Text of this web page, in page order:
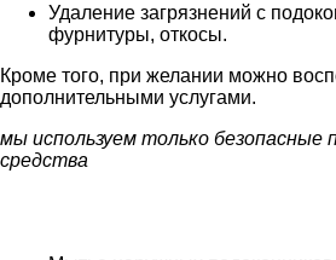
Удаление загрязнений с
фурнитуры, откосы.
Кроме того, при желании можно
дополнительными услугами.
мы используем только безопасные
средства